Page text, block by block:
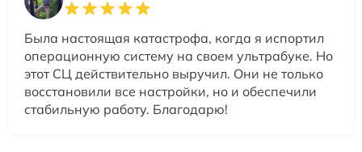
Была настоящая катастрофа, когда я испортил
операционную систему на своем ультрабуке. Но
этот СЦ действительно выручил. Они не только
восстановили все настройки, но и обеспечили
стабильную работу. Благодарю!